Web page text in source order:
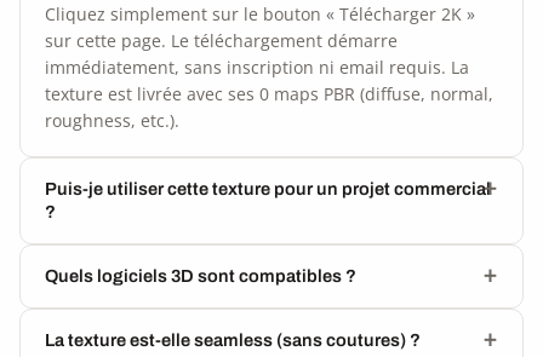
Cliquez simplement sur le bouton « Télécharger 2K »
sur cette page. Le téléchargement démarre
immédiatement, sans inscription ni email requis. La
texture est livrée avec ses 0 maps PBR (diffuse, normal,
roughness, etc.).
Puis-je utiliser cette texture pour un projet commercial
?
Quels logiciels 3D sont compatibles ?
La texture est-elle seamless (sans coutures) ?